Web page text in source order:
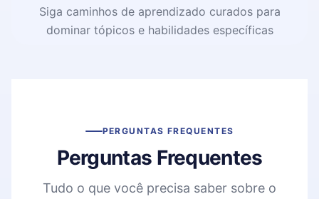
Siga caminhos de aprendizado curados para
dominar tópicos e habilidades específicas
PERGUNTAS FREQUENTES
Perguntas Frequentes
Tudo o que você precisa saber sobre o